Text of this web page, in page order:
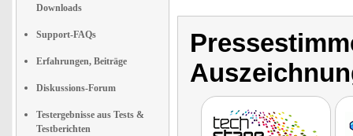
Downloads
Support-FAQs
Erfahrungen, Beiträge
Diskussions-Forum
Testergebnisse aus Tests &
Testberichten